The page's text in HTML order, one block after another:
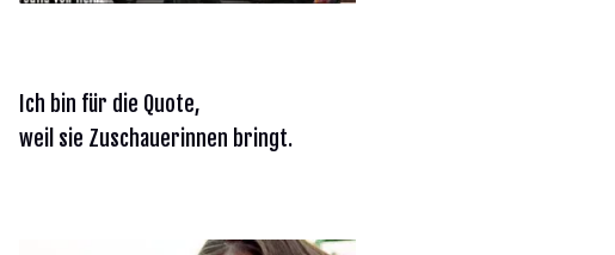
Ich bin für die Quote,
weil sie Zuschauerinnen bringt.